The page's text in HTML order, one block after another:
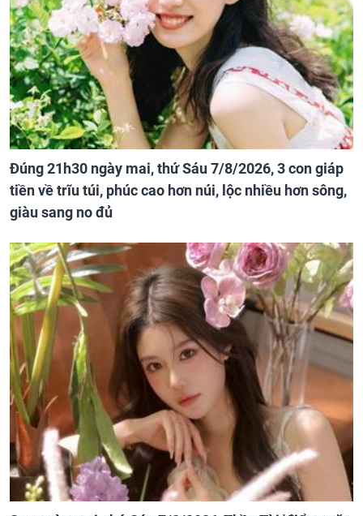
Đúng 21h30 ngày mai, thứ Sáu 7/8/2026, 3 con giáp
tiền về trĩu túi, phúc cao hơn núi, lộc nhiều hơn sông,
giàu sang no đủ